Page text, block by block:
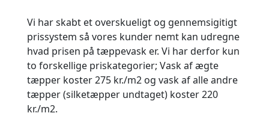
Vi har skabt et overskueligt og gennemsigitigt
prissystem så vores kunder nemt kan udregne
hvad prisen på tæppevask er. Vi har derfor kun
to forskellige priskategorier; Vask af ægte
tæpper koster 275 kr./m2 og vask af alle andre
tæpper (silketæpper undtaget) koster 220
kr./m2.